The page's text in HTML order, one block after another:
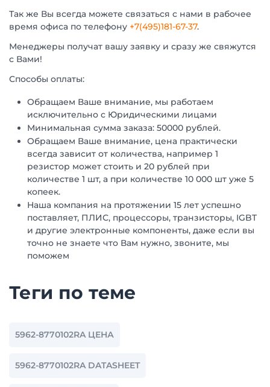
Так же Вы всегда можете связаться с нами в рабочее
время офиса по телефону +7(495)181-67-37.
Менеджеры получат вашу заявку и сразу же свяжутся
с Вами!
Способы оплаты:
Обращаем Ваше внимание, мы работаем
исключительно с Юридическими лицами
Минимальная сумма заказа: 50000 рублей.
Обращаем Ваше внимание, цена практически
всегда зависит от количества, например 1
резистор может стоить и 20 рублей при
количестве 1 шт, а при количестве 10 000 шт уже 5
копеек.
Наша компания на протяжении 15 лет успешно
поставляет, ПЛИС, процессоры, транзисторы, IGBT
и другие электронные компоненты, даже если вы
точно не знаете что Вам нужно, звоните, мы
поможем
Теги по теме
5962-8770102RA ЦЕНА
5962-8770102RA DATASHEET